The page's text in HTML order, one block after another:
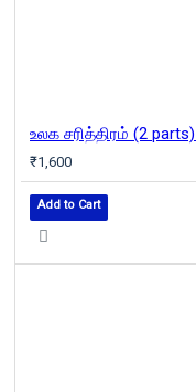
₹1,600
Add to Cart